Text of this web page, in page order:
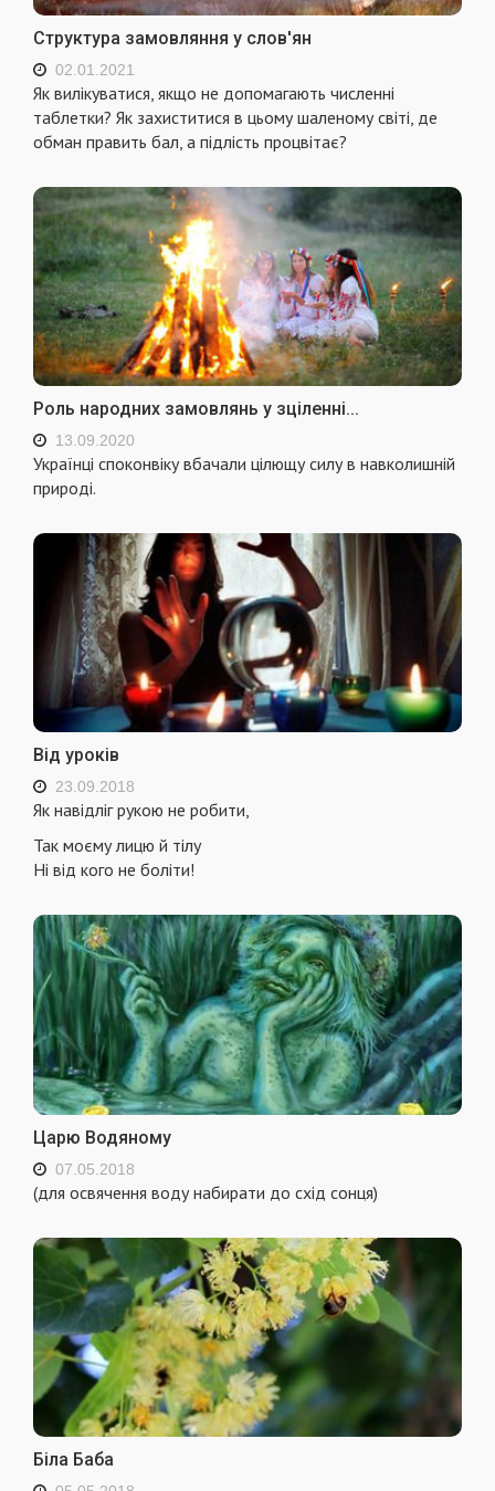
Структура замовляння у слов'ян
02.01.2021
Як вилікуватися, якщо не допомагають численні
таблетки? Як захиститися в цьому шаленому світі, де
обман править бал, а підлість процвітає?
Роль народних замовлянь у зціленні...
13.09.2020
Українці споконвіку вбачали цілющу силу в навколишній
природі.
Від уроків
23.09.2018
Як навідліг рукою не робити,
Так моєму лицю й тілу
Ні від кого не боліти!
Царю Водяному
07.05.2018
(для освячення воду набирати до схід сонця)
Біла Баба